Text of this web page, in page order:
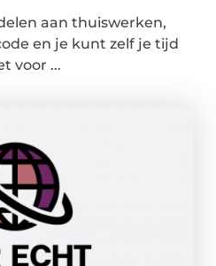
aan thuiswerken,
en je kunt zelf je tijd
voor ...